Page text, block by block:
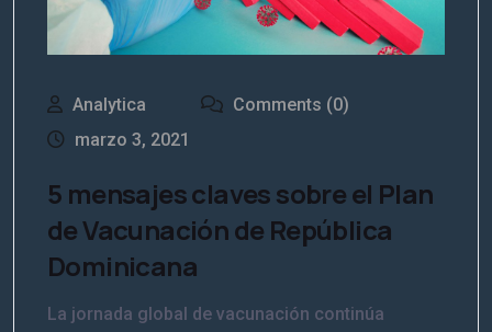
Analytica
Comments (0)
marzo 3, 2021
5 mensajes claves sobre el Plan
de Vacunación de República
Dominicana
La jornada global de vacunación continúa